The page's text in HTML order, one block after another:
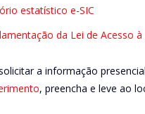
estatístico e-SIC
da Lei de Acesso
a informação
, preencha e leve ao